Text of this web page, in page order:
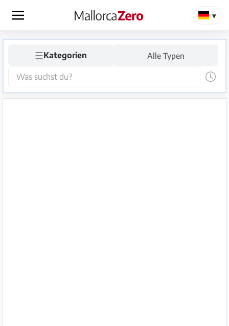
×
Startseite
Anzeige
aufgeben
☰Kategorien Alle Typen